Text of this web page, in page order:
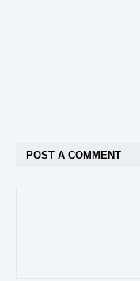
POST A COMMENT